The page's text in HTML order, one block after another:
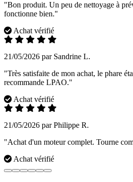
"Bon produit. Un peu de nettoyage à
fonctionne bien."
Achat vérifié
21/05/2026 par Sandrine L.
"Très satisfaite de mon achat, le phare
recommande LPAO."
Achat vérifié
21/05/2026 par Philippe R.
"Achat d'un moteur complet. Tourne
Achat vérifié